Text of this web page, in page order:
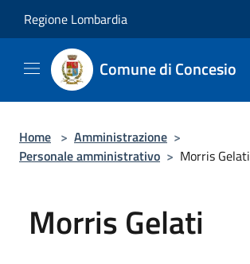
Regione Lombardia
Comune di Concesio
Home > Amministrazione >
Personale amministrativo > Morris Gelati
Morris Gelati